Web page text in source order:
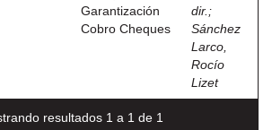
Garantización
Cobro Cheques
dir. ;
Sánchez
Larco,
Rocío
Lizet
resultados 1 a 1 de 1